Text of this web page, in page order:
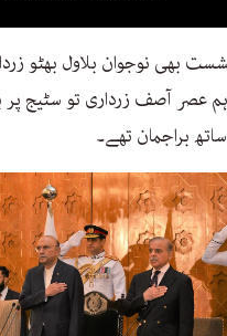
بھی نوجوان بلاول بھٹو
عصر آصف زرداری تو سٹیج پر
براجمان تھے۔